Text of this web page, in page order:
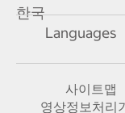
한국
Languages
사이트맵
영상정보처리